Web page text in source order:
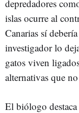
depredadores
islas ocurre al
Canarias sí
investigador lo
gatos viven
alternativas que
El biólogo